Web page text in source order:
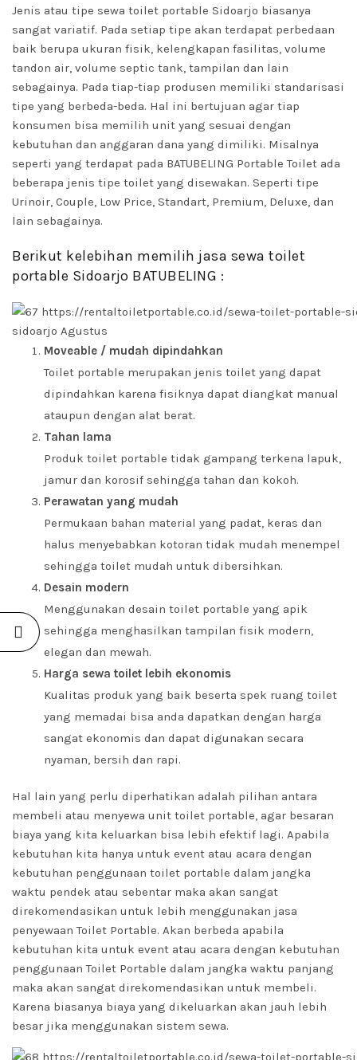
Jenis atau tipe sewa toilet portable Sidoarjo biasanya
sangat variatif. Pada setiap tipe akan terdapat perbedaan
baik berupa ukuran fisik, kelengkapan fasilitas, volume
tandon air, volume septic tank, tampilan dan lain
sebagainya. Pada tiap-tiap produsen memiliki standarisasi
tipe yang berbeda-beda. Hal ini bertujuan agar tiap
konsumen bisa memilih unit yang sesuai dengan
kebutuhan dan anggaran dana yang dimiliki. Misalnya
seperti yang terdapat pada BATUBELING Portable Toilet ada
beberapa jenis tipe toilet yang disewakan. Seperti tipe
Urinoir, Couple, Low Price, Standart, Premium, Deluxe, dan
lain sebagainya.
Berikut kelebihan memilih jasa sewa toilet
portable Sidoarjo BATUBELING :
Moveable / mudah dipindahkan
Toilet portable merupakan jenis toilet yang dapat
dipindahkan karena fisiknya dapat diangkat manual
ataupun dengan alat berat.
Tahan lama
Produk toilet portable tidak gampang terkena lapuk,
jamur dan korosif sehingga tahan dan kokoh.
Perawatan yang mudah
Permukaan bahan material yang padat, keras dan
halus menyebabkan kotoran tidak mudah menempel
sehingga toilet mudah untuk dibersihkan.
Desain modern
Menggunakan desain toilet portable yang apik
sehingga menghasilkan tampilan fisik modern,
elegan dan mewah.
Harga sewa toilet lebih ekonomis
Kualitas produk yang baik beserta spek ruang toilet
yang memadai bisa anda dapatkan dengan harga
sangat ekonomis dan dapat digunakan secara
nyaman, bersih dan rapi.
Hal lain yang perlu diperhatikan adalah pilihan antara
membeli atau menyewa unit toilet portable, agar besaran
biaya yang kita keluarkan bisa lebih efektif lagi. Apabila
kebutuhan kita hanya untuk event atau acara dengan
kebutuhan penggunaan toilet portable dalam jangka
waktu pendek atau sebentar maka akan sangat
direkomendasikan untuk lebih menggunakan jasa
penyewaan Toilet Portable. Akan berbeda apabila
kebutuhan kita untuk event atau acara dengan kebutuhan
penggunaan Toilet Portable dalam jangka waktu panjang
maka akan sangat direkomendasikan untuk membeli.
Karena biasanya biaya yang dikeluarkan akan jauh lebih
besar jika menggunakan sistem sewa.